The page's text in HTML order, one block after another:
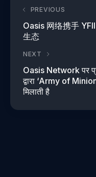
PREVIOUS
Oasis 网络携手
生态
NEXT
Oasis Network पर
द्वारा ‘Army of
मिलाती है